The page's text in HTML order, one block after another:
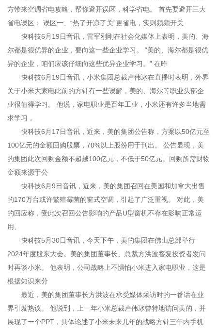
方带来空调省电攻略，帮你避开误区，科学省电。 首先要避开三大
省电误区： 误区一、“热了开凉了关”更省电，实则频频开关
快科技6月19日音讯，雷军刚刚在社会化媒体上表明，美的、海
尔都是很优异的企业，要向这一些企业学习。 “美的、海尔都是很优
异的企业，咱们应该仔细向这些优异企业学习。” 在昨
快科技6月19日音讯，小米集团总裁卢伟冰在直播时表明，外界
关于小米大家电此前的方针有一些误解，美的、海尔等职业头部企
业很值得学习。 他说，家电职业是百年工业，小米还有许多当地需
求学习，
快科技6月17日音讯，近来，美的集团公告称，方案以50亿元至
100亿元的金额回购股票，70%以上股份用于刊出。 公告显现，美
的集团此次回购金额不超越100亿元，不低于50亿元。回购所需财物
金额来源于公
快科技6月9日音讯，近来，美的集团召回在美国和加拿大出售
的170万台或许繁殖霉菌的窗式空调，引起了广泛重视。 对此，美
的回应称，受此次召回公告影响的产品U型窗机不存在影响正常运
用、
快科技5月30日音讯，今天下午，美的集团在佛山总部举行
2024年度股东大会。美的集团董事长、总裁方洪波答复投资者发问
时再谈小米。 他表明，公司战略上不惧怕小米进入家电职业，这是
根据知识来分
最近，美的集团董事长方洪波在承受媒体采访时的一番话在业
界引发热议。 他说到，上一年小米总裁卢伟冰曾特地访问美的，并
展现了一个PPT，具体论述了小米未来几年的战略方针三年内手机